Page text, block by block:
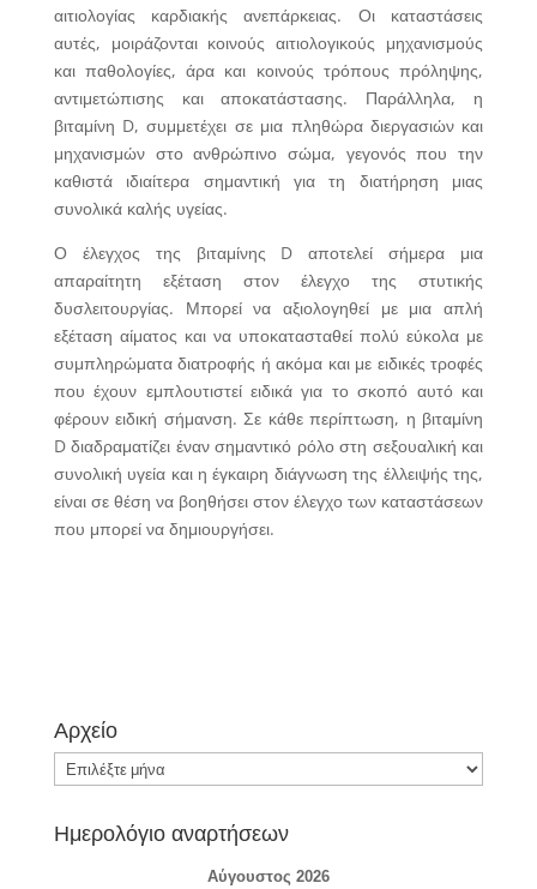
αιτιολογίας καρδιακής ανεπάρκειας. Οι καταστάσεις
αυτές, μοιράζονται κοινούς αιτιολογικούς μηχανισμούς
και παθολογίες, άρα και κοινούς τρόπους πρόληψης,
αντιμετώπισης και αποκατάστασης. Παράλληλα, η
βιταμίνη D, συμμετέχει σε μια πληθώρα διεργασιών και
μηχανισμών στο ανθρώπινο σώμα, γεγονός που την
καθιστά ιδιαίτερα σημαντική για τη διατήρηση μιας
συνολικά καλής υγείας.
Ο έλεγχος της βιταμίνης D αποτελεί σήμερα μια
απαραίτητη εξέταση στον έλεγχο της στυτικής
δυσλειτουργίας. Μπορεί να αξιολογηθεί με μια απλή
εξέταση αίματος και να υποκατασταθεί πολύ εύκολα με
συμπληρώματα διατροφής ή ακόμα και με ειδικές τροφές
που έχουν εμπλουτιστεί ειδικά για το σκοπό αυτό και
φέρουν ειδική σήμανση. Σε κάθε περίπτωση, η βιταμίνη
D διαδραματίζει έναν σημαντικό ρόλο στη σεξουαλική και
συνολική υγεία και η έγκαιρη διάγνωση της έλλειψής της,
είναι σε θέση να βοηθήσει στον έλεγχο των καταστάσεων
που μπορεί να δημιουργήσει.
Αρχείο
Αρχείο
Ημερολόγιο αναρτήσεων
Αύγουστος 2026